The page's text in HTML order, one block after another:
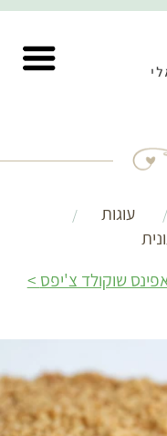
עוגות
שוקולד צ'יפס